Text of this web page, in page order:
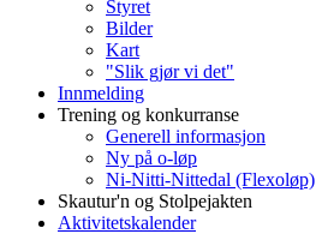
Styret
Bilder
Kart
"Slik gjør vi det"
Innmelding
Trening og konkurranse
Generell informasjon
Ny på o-løp
Ni-Nitti-Nittedal (Flexoløp)
Skautur'n og Stolpejakten
Aktivitetskalender